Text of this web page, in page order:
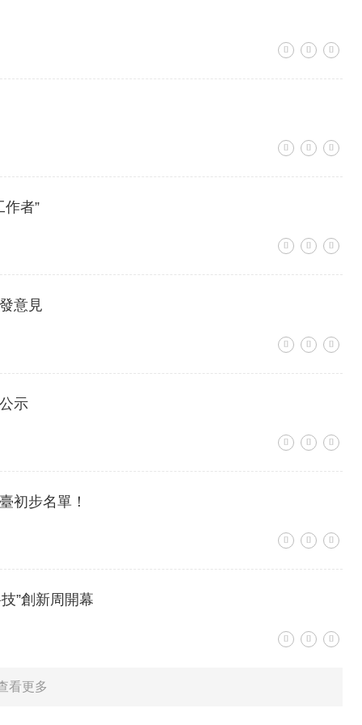
者”
意見
示
初步名單！
”創新周開幕
看更多